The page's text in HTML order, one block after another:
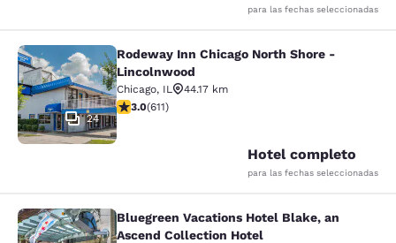
para las fechas seleccionadas
Rodeway Inn Chicago North Shore
24
Rodeway Inn Chicago North Shore -
Lincolnwood
Chicago, IL
44.17 km
calificación de 2.98 estrellas. Feria. 611 reseñas
3.0(611)
Hotel completo
para las fechas seleccionadas
Bluegreen Vacations Hotel Blake,
Bluegreen Vacations Hotel Blake, an
Ascend Collection Hotel